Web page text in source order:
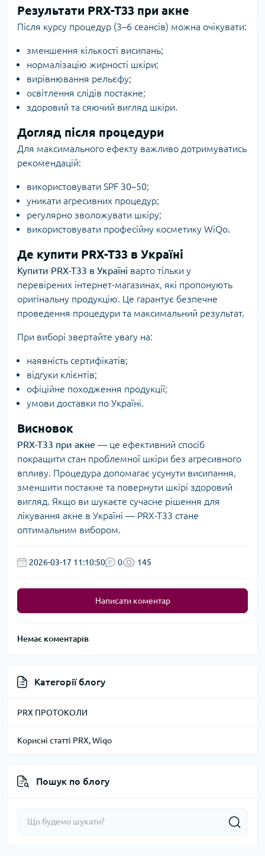
Результати PRX-T33 при акне
Після курсу процедур (3–6 сеансів) можна очікувати:
зменшення кількості висипань;
нормалізацію жирності шкіри;
вирівнювання рельєфу;
освітлення слідів постакне;
здоровий та сяючий вигляд шкіри.
Догляд після процедури
Для максимального ефекту важливо дотримуватись
рекомендацій:
використовувати SPF 30–50;
уникати агресивних процедур;
регулярно зволожувати шкіру;
використовувати професійну косметику WiQo.
Де купити PRX-T33 в Україні
Купити PRX-T33 в Україні варто тільки у
перевірених інтернет-магазинах, які пропонують
оригінальну продукцію. Це гарантує безпечне
проведення процедури та максимальний результат.
При виборі звертайте увагу на:
наявність сертифікатів;
відгуки клієнтів;
офіційне походження продукції;
умови доставки по Україні.
Висновок
PRX-T33 при акне — це ефективний спосіб
покращити стан проблемної шкіри без агресивного
впливу. Процедура допомагає усунути висипання,
зменшити постакне та повернути шкірі здоровий
вигляд. Якщо ви шукаєте сучасне рішення для
лікування акне в Україні — PRX-T33 стане
оптимальним вибором.
2026-03-17 11:10:50 0 145
Написати коментар
Немає коментарів
Категорії блогу
PRX ПРОТОКОЛИ
Корисні статті PRX, Wiqo
Пошук по блогу